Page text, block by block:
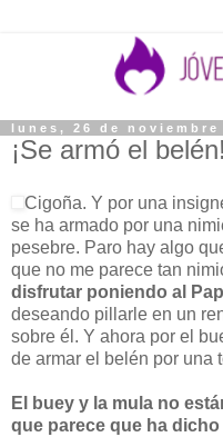
lunes, 26 de noviembre
¡Se armó el belén!
Cigoña. Y por una
se ha armado por una
pesebre. Paro hay algo
que no me parece tan
disfrutar poniendo al
deseando pillarle en un
sobre él. Y ahora por el
de armar el belén por una
El buey y la mula no
que parece que ha